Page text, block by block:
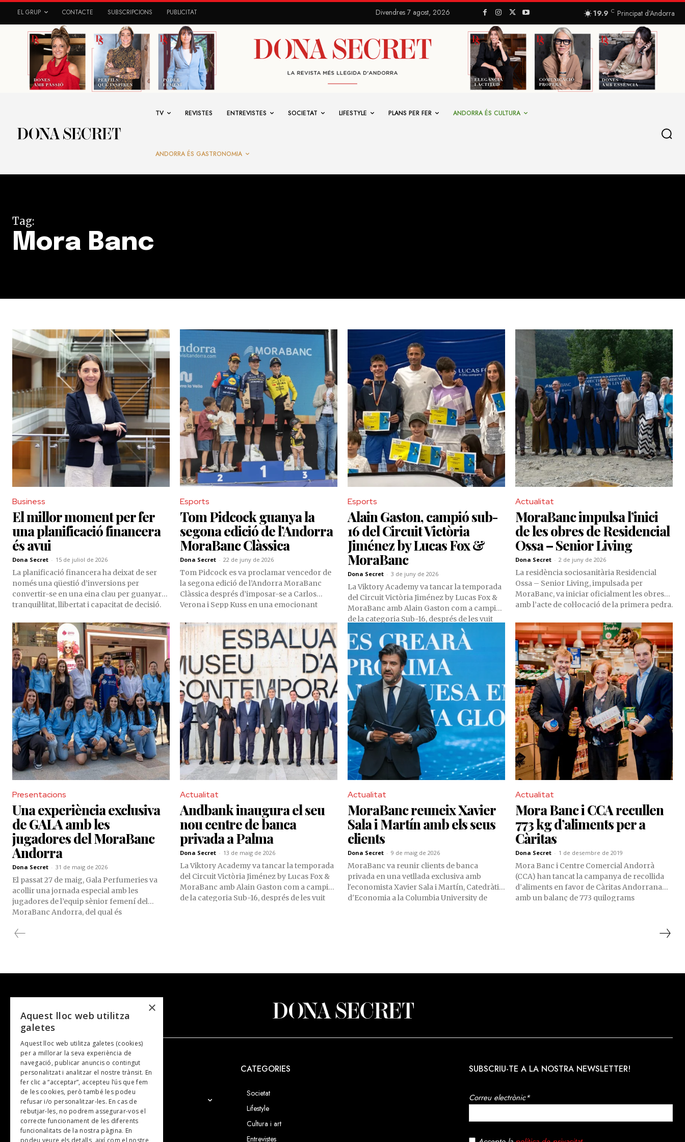
EL GRUP CONTACTE SUBSCRIPCIONS PUBLICITAT Divendres 7 agost, 2026 19.9 C Principat d’Andorra
TV REVISTES ENTREVISTES SOCIETAT LIFESTYLE PLANS PER FER ANDORRA ÉS CULTURA
ANDORRA ÉS GASTRONOMIA
Tag:
Mora Banc
Business
El millor moment per fer
una planificació financera
és avui
Dona Secret - 15 de juliol de 2026
La planificació financera ha deixat de ser
només una qüestió d’inversions per
convertir-se en una eina clau per guanyar
tranquil·litat, llibertat i capacitat de decisió.
representa una manera d’ordenar prioritats,
anticipar escenaris i construir el futur amb
més perspectiva. Parlem amb la Cristina
Llau, responsable de Planificació Financera
de MoraBanc, sobre com transformar
objectius vitals en un pla real de futur.
Esports
Tom Pidcock guanya la
segona edició de l’Andorra
MoraBanc Clàssica
Dona Secret - 22 de juny de 2026
Tom Pidcock es va proclamar vencedor de
la segona edició de l’Andorra MoraBanc
Clàssica després d’imposar-se a Carlos
Verona i Sepp Kuss en una emocionant
culminar així el gran treball del seu equip, el
Q36.5 Pro Cycling Team, en una cursa
marcada per l’alt nivell competitiu i per una
lluita constant entre els favorits i els
escapats.
Esports
Alain Gaston, campió sub-
16 del Circuit Victòria
Jiménez by Lucas Fox &
MoraBanc
Dona Secret - 3 de juny de 2026
La Viktory Academy va tancar la temporada
del Circuit Victòria Jiménez by Lucas Fox &
MoraBanc amb Alain Gaston com a campió
de la categoria Sub-16, després de les vuit
proves disputades al llarg del calendari.
Actualitat
MoraBanc impulsa l’inici
de les obres de Residencial
Ossa – Senior Living
Dona Secret - 2 de juny de 2026
La residència sociosanitària Residencial
Ossa – Senior Living, impulsada per
MoraBanc, va iniciar oficialment les obres
amb l’acte de col·locació de la primera pedra.
Xavier Espot, la cònsol major d’Encamp,
Laura Mas, el conseller delegat de
MoraBanc, Lluís Alsina, així com
representants dels socis promotors,
l’operador de la residència, l’equip
d’arquitectes i la constructora.
Presentacions
Una experiència exclusiva
de GALA amb les
jugadores del MoraBanc
Andorra
Dona Secret - 31 de maig de 2026
El passat 27 de maig, Gala Perfumeries va
acollir una jornada especial amb les
jugadores de l’equip sènior femení del
MoraBanc Andorra, del qual és
trobada va incloure un exclusiu taller de
entre la marca i l’equip.
Actualitat
Andbank inaugura el seu
nou centre de banca
privada a Palma
Dona Secret - 13 de maig de 2026
La Viktory Academy va tancar la temporada
del Circuit Victòria Jiménez by Lucas Fox &
MoraBanc amb Alain Gaston com a campió
de la categoria Sub-16, després de les vuit
Actualitat
MoraBanc reuneix Xavier
Sala i Martín amb els seus
clients
Dona Secret - 9 de maig de 2026
MoraBanc va reunir clients de banca
privada en una vetllada exclusiva amb
l'economista Xavier Sala i Martín, Catedràtic
d'Economia a la Columbia University de
Actualitat
Mora Banc i CCA recullen
773 kg d’aliments per a
Càritas
Dona Secret - 1 de desembre de 2019
Mora Banc i Centre Comercial Andorrà
(CCA) han tancat la campanya de recollida
d’aliments en favor de Càritas Andorrana
amb un balanç de 773 quilograms
NOSALTRES
El Grup
Contacte
Subscripcions
CATEGORIES
Societat
Lifestyle
Cultura i art
Entrevistes
SUBSCRIU-TE A LA NOSTRA NEWSLETTER!
Correu electrònic*
×
Aquest lloc web utilitza
galetes
Aquest lloc web utilitza galetes (cookies)
per a millorar la seva experiència de
navegació, publicar anuncis o contingut
personalitzat i analitzar el nostre trànsit. En
fer clic a “acceptar”, accepteu l’ús que fem
de les cookies, però també les podeu
refusar i/o personalitzar-les. En cas de
rebutjar-les, no podrem assegurar-vos el
correcte funcionament de les diferents
funcionalitats de la nostra pàgina. En
podeu veure els detalls, així com el nostre